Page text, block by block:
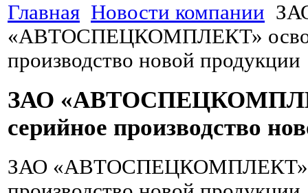
Главная Новости компании
«АВТОСПЕЦКОМПЛЕКТ»
производство новой продукции
ЗАО
серийное производство
ЗАО «АВТОСПЕЦКОМПЛЕКТ»